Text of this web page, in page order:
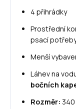
4 přihrádky
Prostřední
psací
Menší
Láhev na
bočních
Rozměr: